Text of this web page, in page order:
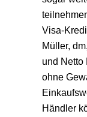
Visa-
Müller,
und Netto
ohne
Händler